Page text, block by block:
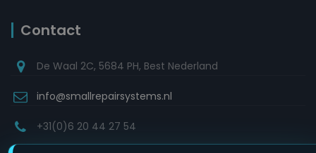
Contact
De Waal 2C, 5684 PH, Best Nederland
info@smallrepairsystems.nl
+31(0)6 20 44 27 54